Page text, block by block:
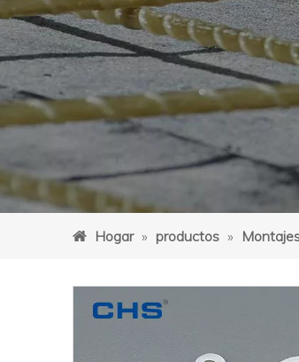
Hogar » productos »